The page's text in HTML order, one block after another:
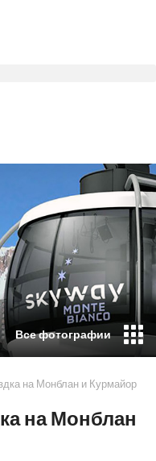
на Монблан и Курмайор
на Монблан
Все фотографии